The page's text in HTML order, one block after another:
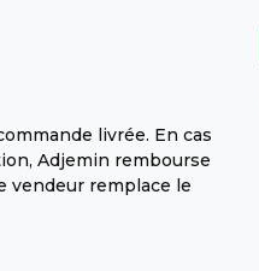
livrée. En cas
Adjemin rembourse
vendeur remplace le